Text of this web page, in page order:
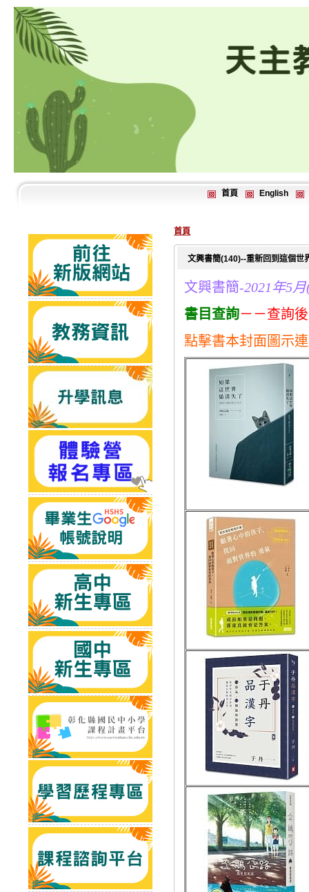
首頁 English
首頁
文興書簡(140)--重新回到這個世
文興書簡-2021年5
書目查詢－－查詢
點擊書本封面圖示